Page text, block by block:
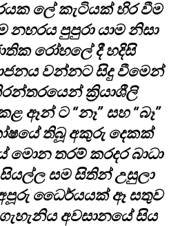
ලේ කැටියක් හිර වීම
පුපුරා යාම නිසා
රෝහලේ දී හදිසි
වන්නට සිදු වීමෙන්
ක්‍රියාශීලි
ඈන් ට “නෑ” සහ “බෑ”
තිබූ අකුරු දෙකක්
තරම් කරදර බාධා
සම සිතින් උසුලා
අපූරු ධෛර්යයක් ඈ සතුව
අවසානයේ සිය